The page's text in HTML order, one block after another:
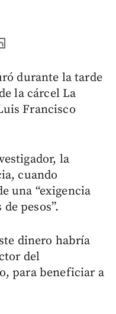
durante la tarde
la cárcel La
Francisco
la
cuando
una “exigencia
pesos”.
dinero habría
del
para beneficiar a